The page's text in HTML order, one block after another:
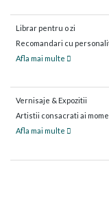
Librar pentru o zi
Recomandari cu
Afla mai multe
Vernisaje & Expozitii
Artistii consacrati ai
Afla mai multe